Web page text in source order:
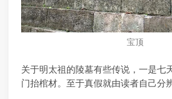
宝顶
关于明太祖的陵墓有些传说，一是七
门抬棺材。至于真假就由读者自己分